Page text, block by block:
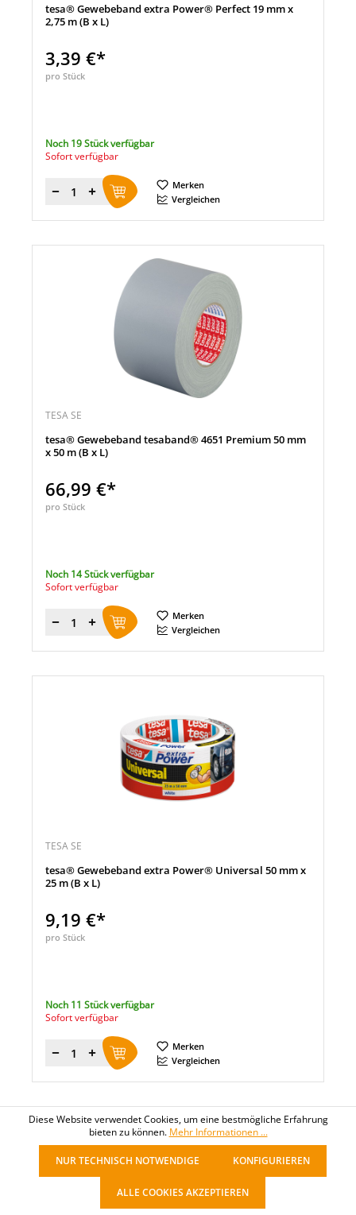
tesa® Gewebeband extra Power® Perfect 19 mm x
2,75 m (B x L)
3,39 €*
pro Stück
Noch 19 Stück verfügbar
Sofort verfügbar
Menge
Merken
Vergleichen
TESA SE
tesa® Gewebeband tesaband® 4651 Premium 50 mm
x 50 m (B x L)
66,99 €*
pro Stück
Noch 14 Stück verfügbar
Sofort verfügbar
Menge
Merken
Vergleichen
TESA SE
tesa® Gewebeband extra Power® Universal 50 mm x
25 m (B x L)
9,19 €*
pro Stück
Noch 11 Stück verfügbar
Sofort verfügbar
Menge
Merken
Vergleichen
1 2
Diese Website verwendet Cookies, um eine bestmögliche Erfahrung
bieten zu können. Mehr Informationen ...
NUR TECHNISCH NOTWENDIGE KONFIGURIEREN
ALLE COOKIES AKZEPTIEREN